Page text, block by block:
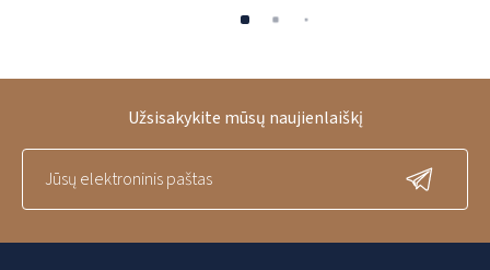
Užsisakykite mūsų naujienlaiškį